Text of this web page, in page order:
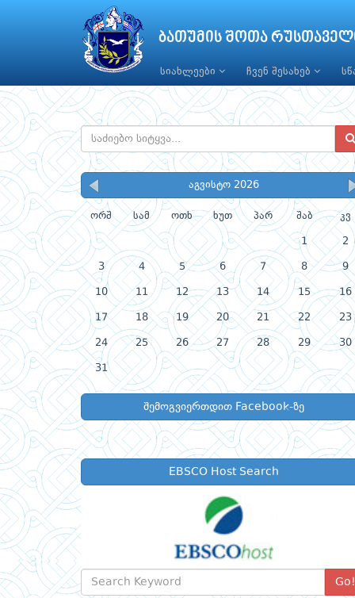
ბათუმის შოთა
სიახლეები ჩვენ შესახებ
აგვისტო 2026
ორშ სამ ოთხ ხუთ პარ შაბ კვ
1 2
3 4 5 6 7 8 9
10 11 12 13 14 15 16
17 18 19 20 21 22 23
24 25 26 27 28 29 30
31
შემოგვიერთდით Facebook-ზე
EBSCO Host Search
Go!